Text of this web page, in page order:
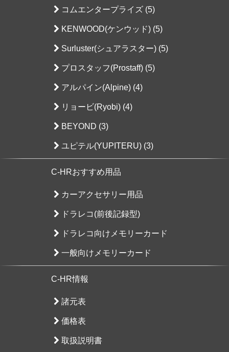
コムエンタープライズ (5)
KENWOOD(ケンウッド) (5)
Surluster(シュアラスター) (5)
プロスタッフ(Prostaff) (5)
アルパイン(Alpine) (4)
リョービ(Ryobi) (4)
BEYOND (3)
ユピテル(YUPITERU) (3)
C-HRおすすめ用品
カーアクセサリー用品
ドラレコ(前後記録型)
ドラレコ向けメモリーカード
一般向けメモリーカード
C-HR情報
諸元表
価格表
取扱説明書